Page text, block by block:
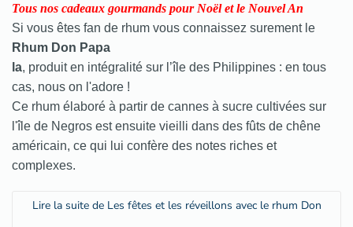
Tous nos cadeaux gourmands pour Noël et le Nouvel An
Si vous êtes fan de rhum vous connaissez surement le
Rhum Don Papa
la, produit en intégralité sur l’île des Philippines : en tous
cas, nous on l'adore !
Ce rhum élaboré à partir de cannes à sucre cultivées sur
l'île de Negros est ensuite vieilli dans des fûts de chêne
américain, ce qui lui confère des notes riches et
complexes.
Lire la suite de Les fêtes et les réveillons avec le rhum Don